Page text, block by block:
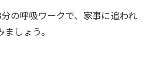
の呼吸ワークで、家事に追われ
しょう。